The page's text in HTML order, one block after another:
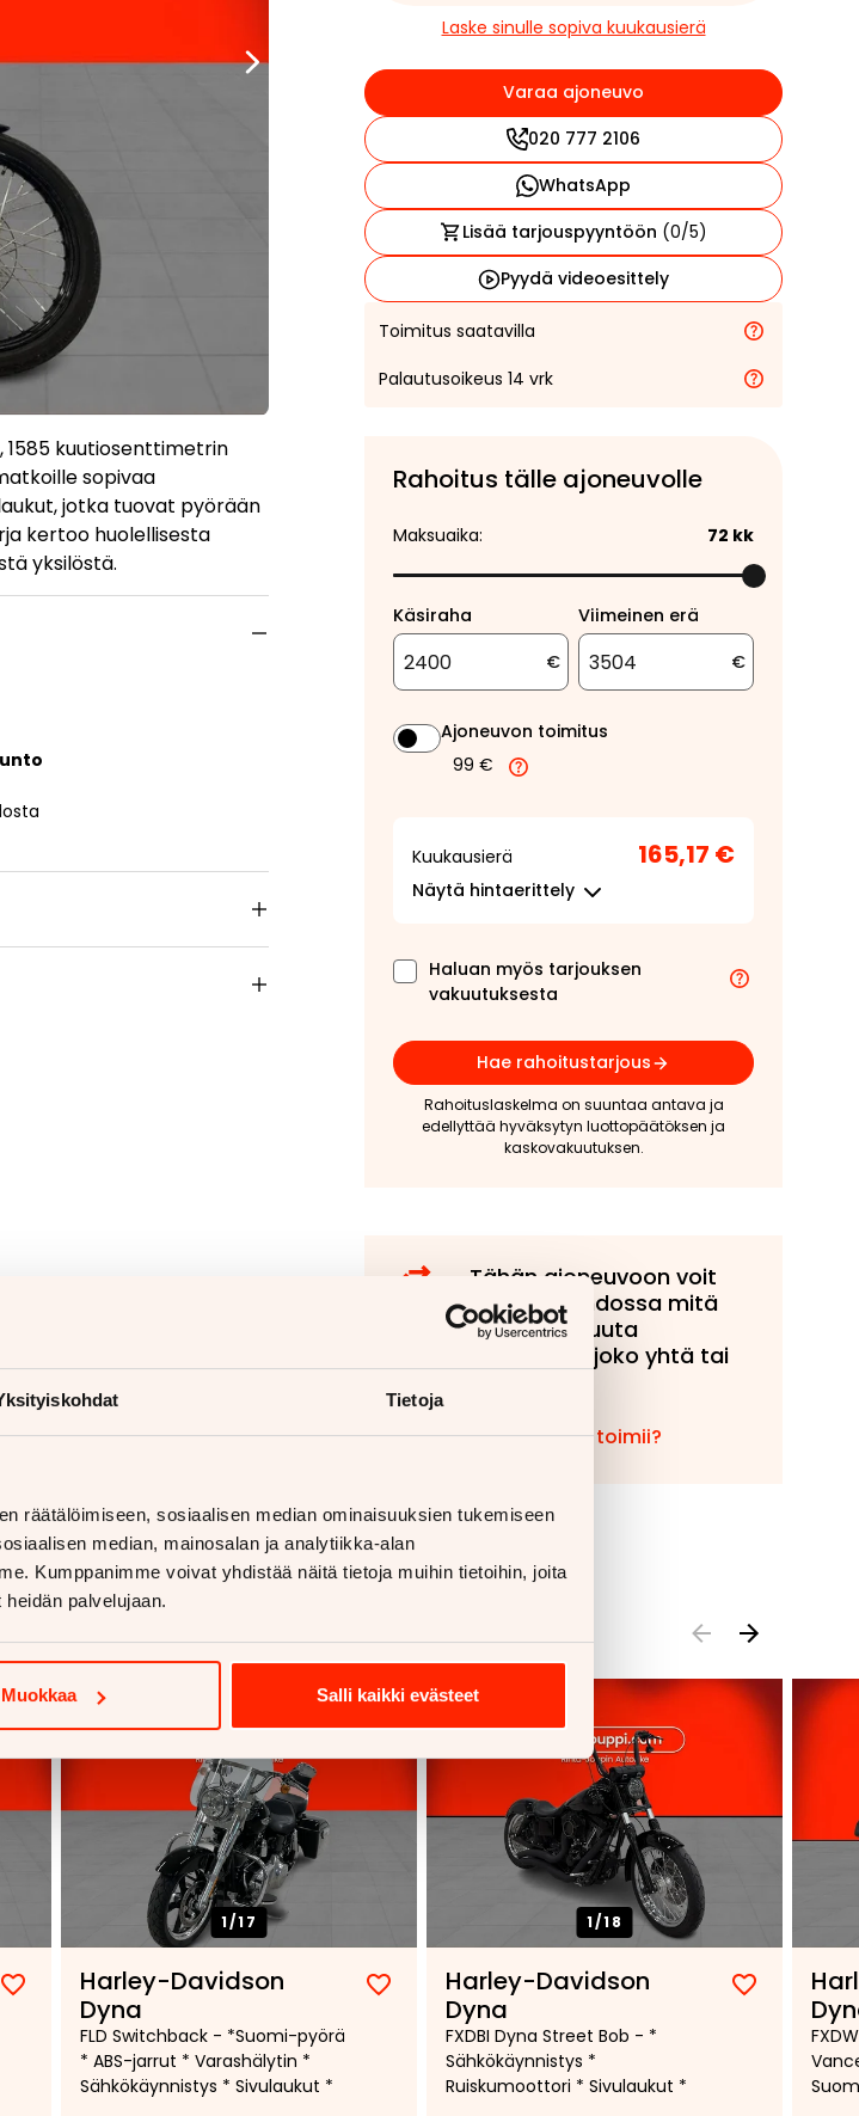
Tietoja
räätälöimiseen, sosiaalisen median ominaisuuksien tukemiseen
median, mainosalan ja analytiikka-alan
Kumppanimme voivat yhdistää näitä tietoja muihin tietoihin, joita
palvelujaan.
Muokkaa Salli kaikki evästeet
kuutiosenttimetrin
sopivaa
jotka tuovat pyörään
kertoo huolellisesta
yksilöstä.
Laske sinulle sopiva kuukausierä
Varaa ajoneuvo
020 777 2106
WhatsApp
Lisää tarjouspyyntöön (0/5)
Pyydä videoesittely
Toimitus saatavilla
Palautusoikeus 14 vrk
Rahoitus tälle ajoneuvolle
Maksuaika: 72 kk
Käsiraha
€
Viimeinen erä
€
Ajoneuvon toimitus
99 €
Kuukausierä 165,17 €
Näytä hintaerittely
Haluan myös tarjouksen
vakuutuksesta
Hae rahoitustarjous
Rahoituslaskelma on suuntaa antava ja
edellyttää hyväksytyn luottopäätöksen ja
kaskovakuutuksen.
Tähän ajoneuvoon voit
tarjota vaihdossa mitä
tahansa muuta
ajoneuvoa, joko yhtä tai
Miten vaihto toimii?
Lisää
suosikiksi
Poista
suosikeista
1/17
Harley-Davidson
Dyna
Lisää
suosikiksi
Poista
suosikeista
FLD Switchback - *Suomi-pyörä
* ABS-jarrut * Varashälytin *
Sähkökäynnistys * Sivulaukut *
1/18
Harley-Davidson
Dyna
Lisää
suosikiksi
Poista
FXDBI Dyna Street Bob - *
Sähkökäynnistys *
Ruiskumoottori * Sivulaukut *